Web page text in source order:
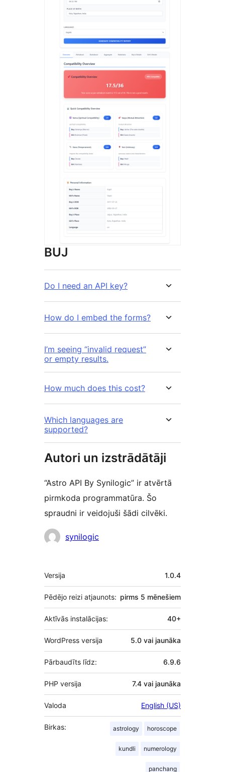
BUJ
Do I need an API key?
How do I embed the forms?
I’m seeing “invalid request”
or empty results.
How much does this cost?
Which languages are
supported?
Autori un izstrādātāji
“Astro API By Synilogic” ir atvērtā
pirmkoda programmatūra. Šo
spraudni ir veidojuši šādi cilvēki.
Līdzdalībnieki
synilogic
Meta
Versija 1.0.4
Pēdējo reizi atjaunots: pirms 5 mēnešiem
Aktīvās instalācijas: 40+
WordPress versija 5.0 vai jaunāka
Pārbaudīts līdz: 6.9.6
PHP versija 7.4 vai jaunāka
Valoda English (US)
Birkas: astrology horoscope
kundli numerology
panchang